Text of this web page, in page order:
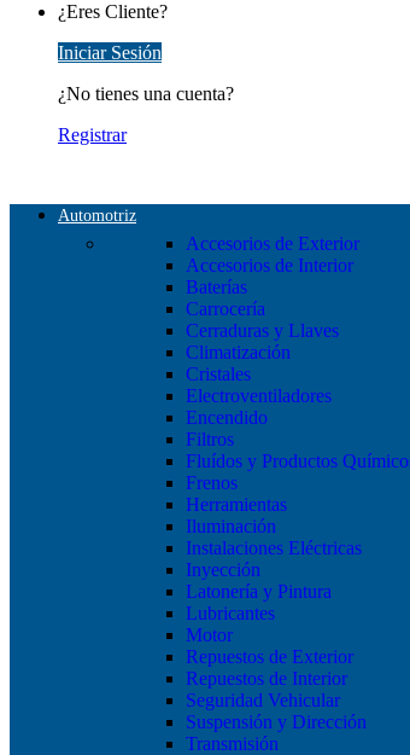
¿Eres Cliente?
Iniciar Sesión
¿No tienes una cuenta?
Registrar
Automotriz
Accesorios de Exterior
Accesorios de Interior
Baterías
Carrocería
Cerraduras y Llaves
Climatización
Cristales
Electroventiladores
Encendido
Filtros
Fluídos y Productos
Frenos
Herramientas
Iluminación
Instalaciones Eléctricas
Inyección
Latonería y Pintura
Lubricantes
Motor
Repuestos de Exterior
Repuestos de Interior
Seguridad Vehicular
Suspensión y Dirección
Transmisión